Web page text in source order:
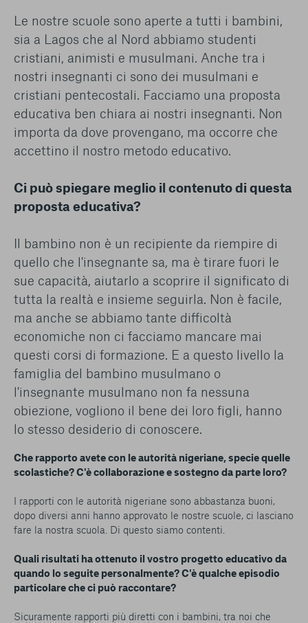
Le nostre scuole sono aperte a tutti i bambini,
sia a Lagos che al Nord abbiamo studenti
cristiani, animisti e musulmani. Anche tra i
nostri insegnanti ci sono dei musulmani e
cristiani pentecostali. Facciamo una proposta
educativa ben chiara ai nostri insegnanti. Non
importa da dove provengano, ma occorre che
accettino il nostro metodo educativo.
Ci può spiegare meglio il contenuto di questa
proposta educativa?
Il bambino non è un recipiente da riempire di
quello che l'insegnante sa, ma è tirare fuori le
sue capacità, aiutarlo a scoprire il significato di
tutta la realtà e insieme seguirla. Non è facile,
ma anche se abbiamo tante difficoltà
economiche non ci facciamo mancare mai
questi corsi di formazione. E a questo livello la
famiglia del bambino musulmano o
l'insegnante musulmano non fa nessuna
obiezione, vogliono il bene dei loro figli, hanno
lo stesso desiderio di conoscere.
Che rapporto avete con le autorità nigeriane, specie quelle
scolastiche? C'è collaborazione e sostegno da parte loro?
I rapporti con le autorità nigeriane sono abbastanza buoni,
dopo diversi anni hanno approvato le nostre scuole, ci lasciano
fare la nostra scuola. Di questo siamo contenti.
Quali risultati ha ottenuto il vostro progetto educativo da
quando lo seguite personalmente? C'è qualche episodio
particolare che ci può raccontare?
Sicuramente rapporti più diretti con i bambini, tra noi che